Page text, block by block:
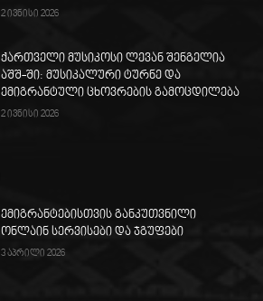
2 ივნისი 2026
ქართველი მუსიკოსი ლევან შენგელია
აშშ-ში: მუსიკალური ტურნე და
ემიგრანტული ცხოვრების გამოცდილება
2 ივნისი 2026
ემიგრანტებისთვის განკუთვნილი
ონლაინ სერვისები და ჯგუფები
3 აპრილი 2026